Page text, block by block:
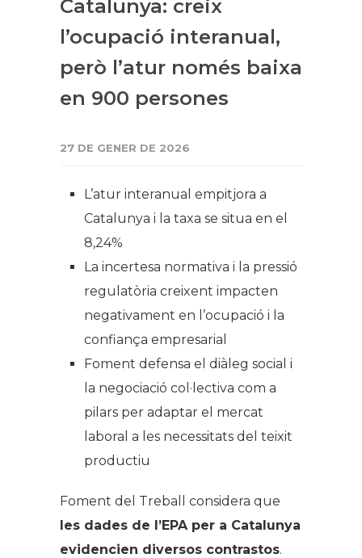
Catalunya: creix
l’ocupació interanual,
però l’atur només baixa
en 900 persones
27 DE GENER DE 2026
L’atur interanual empitjora a
Catalunya i la taxa se situa en el
8,24%
La incertesa normativa i la pressió
regulatòria creixent impacten
negativament en l’ocupació i la
confiança empresarial
Foment defensa el diàleg social i
la negociació col·lectiva com a
pilars per adaptar el mercat
laboral a les necessitats del teixit
productiu
Foment del Treball considera que
les dades de l’EPA per a Catalunya
evidencien diversos contrastos.